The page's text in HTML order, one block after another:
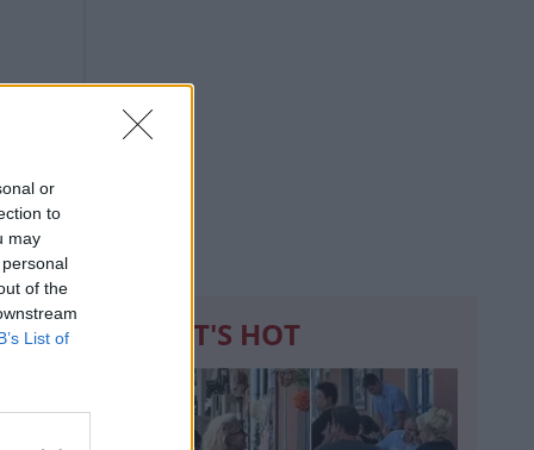
or
to
may
of the
List of
WHAT'S HOT